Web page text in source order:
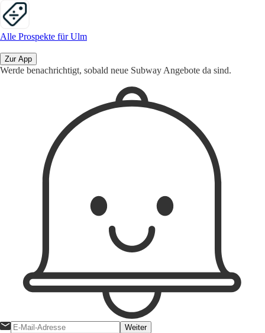
Alle Prospekte für Ulm
Zur App
Werde benachrichtigt, sobald neue Subway Angebote da sind.
Weiter